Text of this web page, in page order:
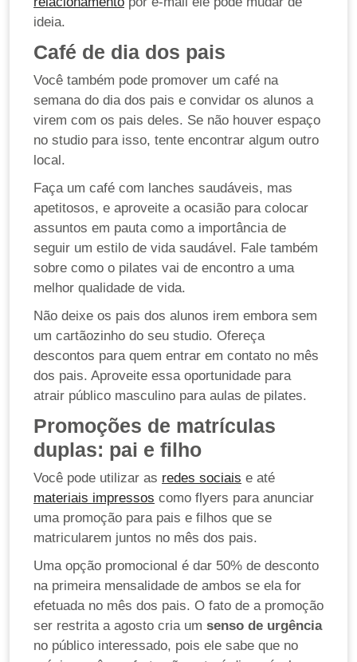
ideia.
Café de dia dos pais
Você também pode promover um café na
semana do dia dos pais e convidar os alunos a
virem com os pais deles. Se não houver espaço
no studio para isso, tente encontrar algum outro
local.
Faça um café com lanches saudáveis, mas
apetitosos, e aproveite a ocasião para colocar
assuntos em pauta como a importância de
seguir um estilo de vida saudável. Fale também
sobre como o pilates vai de encontro a uma
melhor qualidade de vida.
Não deixe os pais dos alunos irem embora sem
um cartãozinho do seu studio. Ofereça
descontos para quem entrar em contato no mês
dos pais. Aproveite essa oportunidade para
atrair público masculino para aulas de pilates.
Promoções de matrículas
duplas: pai e filho
Você pode utilizar as redes sociais e até
materiais impressos como flyers para anunciar
uma promoção para pais e filhos que se
matricularem juntos no mês dos pais.
Uma opção promocional é dar 50% de desconto
na primeira mensalidade de ambos se ela for
efetuada no mês dos pais. O fato de a promoção
ser restrita a agosto cria um senso de urgência
no público interessado, pois ele sabe que no